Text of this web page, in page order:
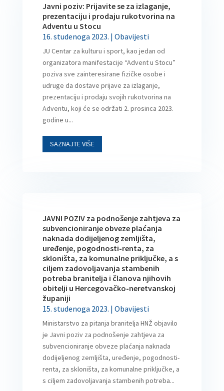
Javni poziv: Prijavite se za izlaganje,
prezentaciju i prodaju rukotvorina na
Adventu u Stocu
16. studenoga 2023. | Obavijesti
JU Centar za kulturu i sport, kao jedan od
organizatora manifestacije “Advent u Stocu”
poziva sve zainteresirane fizičke osobe i
udruge da dostave prijave za izlaganje,
prezentaciju i prodaju svojih rukotvorina na
Adventu, koji će se održati 2. prosinca 2023.
godine u...
SAZNAJTE VIŠE
JAVNI POZIV za podnošenje zahtjeva za
subvencioniranje obveze plaćanja
naknada dodijeljenog zemljišta,
uređenje, pogodnosti-renta, za
skloništa, za komunalne priključke, a s
ciljem zadovoljavanja stambenih
potreba branitelja i članova njihovih
obitelji u Hercegovačko-neretvanskoj
županiji
15. studenoga 2023. | Obavijesti
Ministarstvo za pitanja branitelja HNŽ objavilo
je Javni poziv za podnošenje zahtjeva za
subvencioniranje obveze plaćanja naknada
dodijeljenog zemljišta, uređenje, pogodnosti-
renta, za skloništa, za komunalne priključke, a
s ciljem zadovoljavanja stambenih potreba...